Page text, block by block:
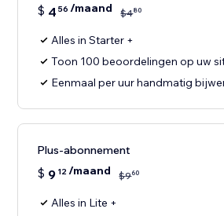
$ 4 56 /maand $480
Alles in Starter +
Toon 100 beoordelingen op uw
Eenmaal per uur handmatig
Plus-abonnement
$ 9 12/maand $960
Alles in Lite +